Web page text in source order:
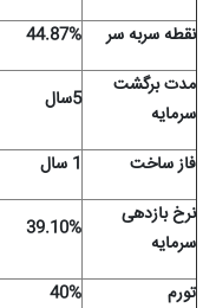
نقطه سربه سر
44.87%
مدت برگشت
سرمایه
5سال
فاز ساخت
1 سال
نرخ بازدهی
سرمایه
39.10%
تورم
40%